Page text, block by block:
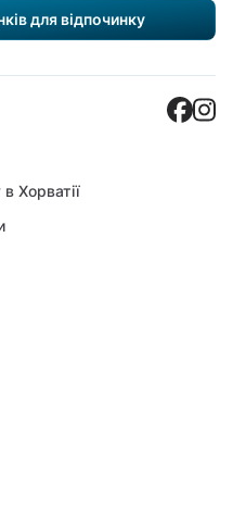
для відпочинку
Хорватії